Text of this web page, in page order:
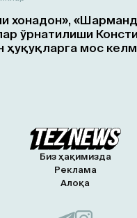
хонадон»,
ўрнатилиши
ҳуқуқларга мос
Биз ҳақимизда
Реклама
Алоқа